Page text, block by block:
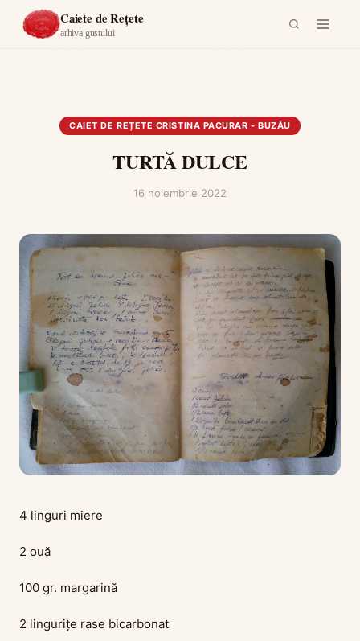
Caiete de Rețete
arhiva gustului
Acasă ›
CAIET DE REȚETE CRISTINA PACURAR - BUZĂU
TURTĂ DULCE
16 noiembrie 2022
4 linguri miere
2 ouă
100 gr. margarină
2 lingurițe rase bicarbonat